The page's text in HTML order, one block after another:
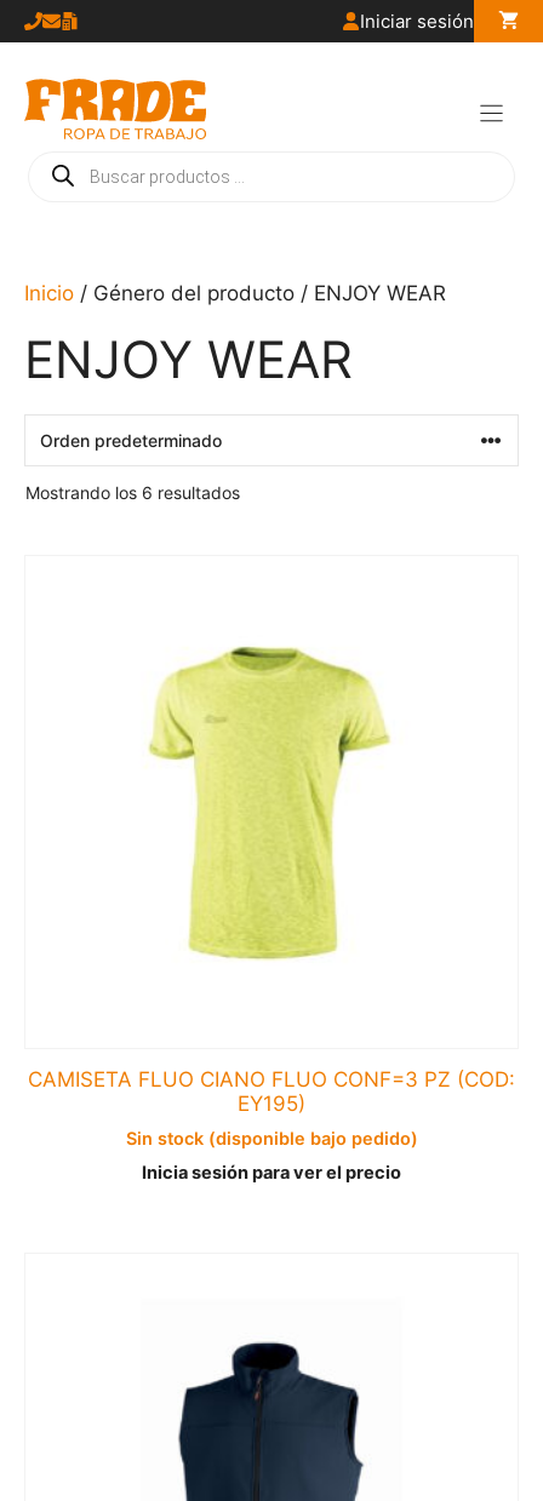
Saltar
al
contenido
Iniciar sesión
Búsqueda
de
Inicio / Género del producto / ENJOY WEAR
ENJOY WEAR
Mostrando los 6 resultados
CAMISETA FLUO CIANO FLUO CONF=3 PZ (COD:
EY195)
Sin stock (disponible bajo pedido)
Inicia sesión para ver el precio